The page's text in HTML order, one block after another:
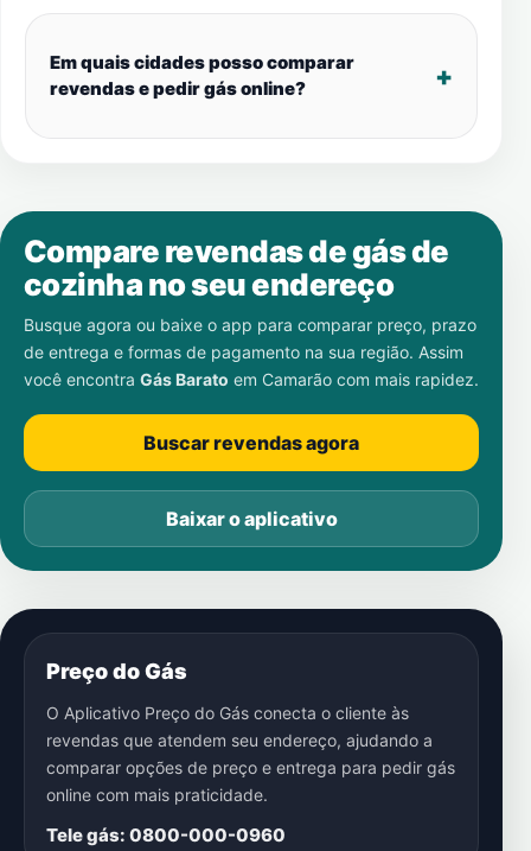
Em quais cidades posso comparar
revendas e pedir gás online?
Compare revendas de gás de
cozinha no seu endereço
Busque agora ou baixe o app para comparar preço, prazo
de entrega e formas de pagamento na sua região. Assim
você encontra Gás Barato em Camarão com mais rapidez.
Buscar revendas agora
Baixar o aplicativo
Preço do Gás
O Aplicativo Preço do Gás conecta o cliente às
revendas que atendem seu endereço, ajudando a
comparar opções de preço e entrega para pedir gás
online com mais praticidade.
Tele gás: 0800-000-0960